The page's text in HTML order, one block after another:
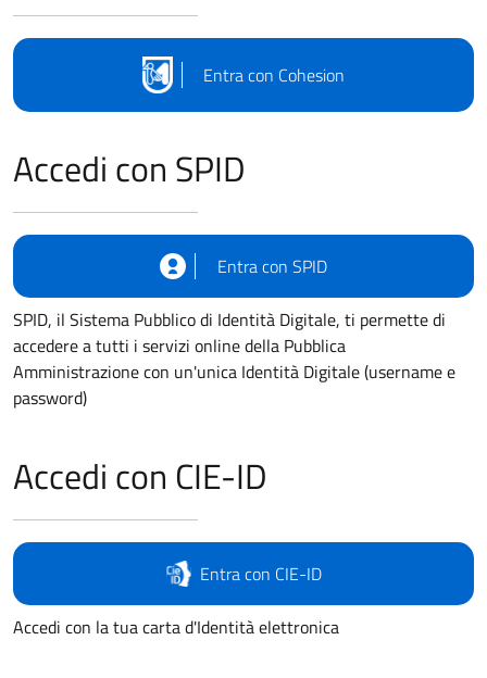
Entra con Cohesion
Accedi con SPID
Entra con SPID
SPID, il Sistema Pubblico di Identità Digitale, ti permette di
accedere a tutti i servizi online della Pubblica
Amministrazione con un'unica Identità Digitale (username e
password)
Accedi con CIE-ID
Entra con CIE-ID
Accedi con la tua carta d'Identità elettronica